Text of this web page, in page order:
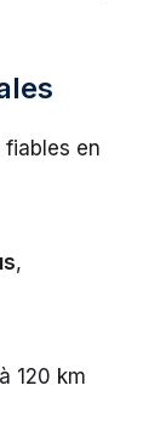
fiables en
,
120 km